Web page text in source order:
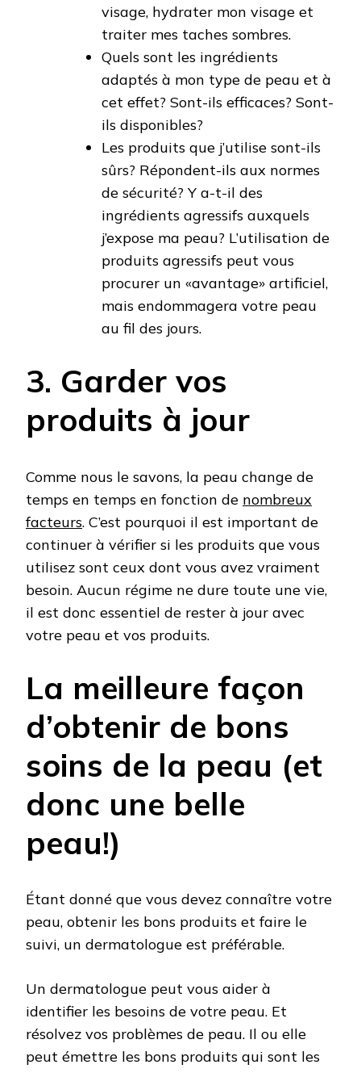
visage, hydrater mon visage et
traiter mes taches sombres.
Quels sont les ingrédients
adaptés à mon type de peau et à
cet effet? Sont-ils efficaces? Sont-
ils disponibles?
Les produits que j’utilise sont-ils
sûrs? Répondent-ils aux normes
de sécurité? Y a-t-il des
ingrédients agressifs auxquels
j’expose ma peau? L’utilisation de
produits agressifs peut vous
procurer un «avantage» artificiel,
mais endommagera votre peau
au fil des jours.
3. Garder vos
produits à jour
Comme nous le savons, la peau change de
temps en temps en fonction de nombreux
facteurs. C’est pourquoi il est important de
continuer à vérifier si les produits que vous
utilisez sont ceux dont vous avez vraiment
besoin. Aucun régime ne dure toute une vie,
il est donc essentiel de rester à jour avec
votre peau et vos produits.
La meilleure façon
d’obtenir de bons
soins de la peau (et
donc une belle
peau!)
Étant donné que vous devez connaître votre
peau, obtenir les bons produits et faire le
suivi, un dermatologue est préférable.
Un dermatologue peut vous aider à
identifier les besoins de votre peau. Et
résolvez vos problèmes de peau. Il ou elle
peut émettre les bons produits qui sont les